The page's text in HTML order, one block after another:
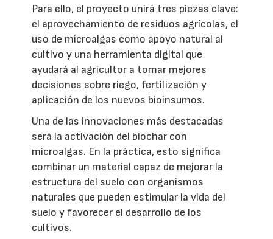
Para ello, el proyecto unirá tres piezas clave:
el aprovechamiento de residuos agrícolas, el
uso de microalgas como apoyo natural al
cultivo y una herramienta digital que
ayudará al agricultor a tomar mejores
decisiones sobre riego, fertilización y
aplicación de los nuevos bioinsumos.
Una de las innovaciones más destacadas
será la activación del biochar con
microalgas. En la práctica, esto significa
combinar un material capaz de mejorar la
estructura del suelo con organismos
naturales que pueden estimular la vida del
suelo y favorecer el desarrollo de los
cultivos.